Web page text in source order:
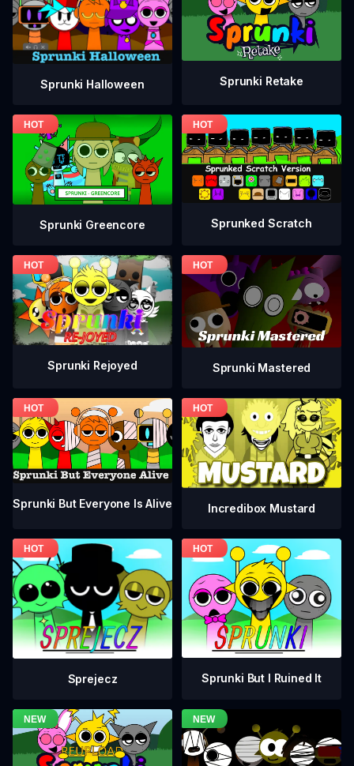
Sprunki Halloween Sprunki Retake
Sprunki Greencore Sprunked Scratch
Sprunki Rejoyed Sprunki Mastered
Sprunki But Everyone Is Alive Incredibox Mustard
Sprejecz Sprunki But I Ruined It